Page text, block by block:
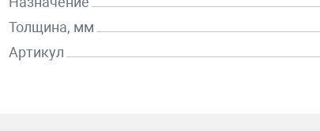
Толщина, мм
Артикул